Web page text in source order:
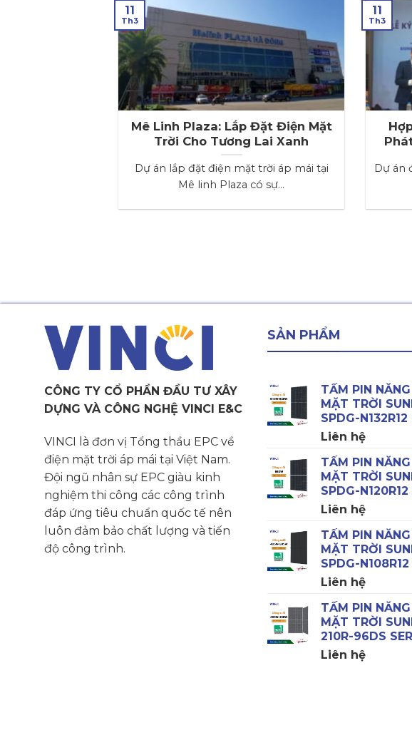
Mê Linh Plaza: Lắp Đặt Điện Mặt
Trời Cho Tương Lai Xanh
Dự án lắp đặt điện mặt trời áp mái tại
Mê linh Plaza có sự...
11
Th3
Dự án
11
Th3
CÔNG TY CỔ PHẦN ĐẦU TƯ XÂY
DỰNG VÀ CÔNG NGHỆ VINCI E&C
VINCI là đơn vị Tổng thầu EPC về
điện mặt trời áp mái tại Việt Nam.
Đội ngũ nhân sự EPC giàu kinh
nghiệm thi công các công trình
đáp ứng tiêu chuẩn quốc tế nên
luôn đảm bảo chất lượng và tiến
độ công trình.
SẢN PHẨM
TẤM PIN
MẶT TRỜI
SPDG-
Liên hệ
TẤM PIN
MẶT TRỜI
SPDG-
Liên hệ
TẤM PIN
MẶT TRỜI
SPDG-
Liên hệ
TẤM PIN
MẶT TRỜI
210R-96DS
Liên hệ